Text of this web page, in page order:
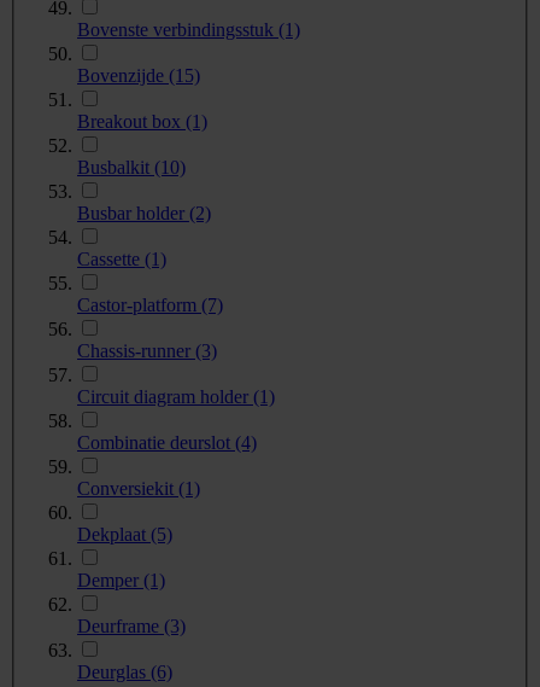
Bovenste verbindingsstuk (1)
Bovenzijde (15)
Breakout box (1)
Busbalkit (10)
Busbar holder (2)
Cassette (1)
Castor-platform (7)
Chassis-runner (3)
Circuit diagram holder (1)
Combinatie deurslot (4)
Conversiekit (1)
Dekplaat (5)
Demper (1)
Deurframe (3)
Deurglas (6)